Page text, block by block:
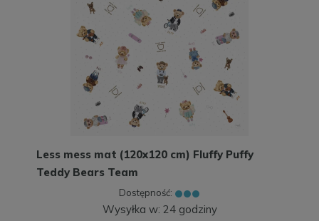
Less mess mat (120x120 cm) Fluffy Puffy
Teddy Bears Team
Dostępność:
Wysyłka w: 24 godziny